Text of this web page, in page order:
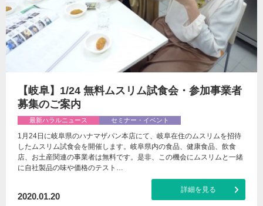
【岐阜】1/24 無料ムスリム試食会・参加事業者
募集のご案内
最新ハラルニュース セミナー・イベント
1月24日に岐阜県のハナマザパン本店にて、岐阜在住のムスリムを招待
したムスリム試食会を開催します。岐阜県内の食品、健康食品、飲食
店、お土産関連の事業者は無料です。是非、この機会にムスリムと一緒
に自社製品の味や価格のテスト…
2020.01.20
詳細を見る